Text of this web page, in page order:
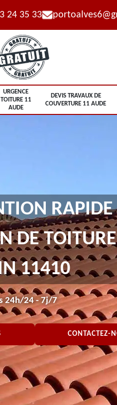
24 35 33
URGENCE
TOITURE 11
AUDE
DEVIS TRAVAUX DE
COUVERTURE 11 AUDE
RAPIDE
DE TOITURE
11410
24h/24 - 7j/7
CONTACTEZ-